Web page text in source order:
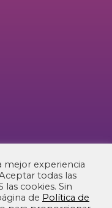
mejor experiencia
todas las
las cookies. Sin
de Política de